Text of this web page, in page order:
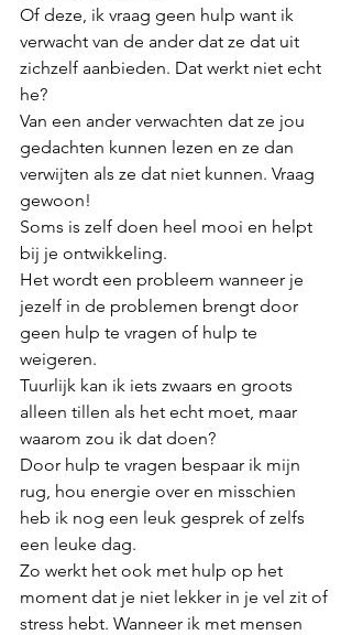
Of deze, ik vraag geen hulp want ik
verwacht van de ander dat ze dat uit
zichzelf aanbieden. Dat werkt niet echt
he?
Van een ander verwachten dat ze jou
gedachten kunnen lezen en ze dan
verwijten als ze dat niet kunnen. Vraag
gewoon!
Soms is zelf doen heel mooi en helpt
bij je ontwikkeling.
Het wordt een probleem wanneer je
jezelf in de problemen brengt door
geen hulp te vragen of hulp te
weigeren.
Tuurlijk kan ik iets zwaars en groots
alleen tillen als het echt moet, maar
waarom zou ik dat doen?
Door hulp te vragen bespaar ik mijn
rug, hou energie over en misschien
heb ik nog een leuk gesprek of zelfs
een leuke dag.
Zo werkt het ook met hulp op het
moment dat je niet lekker in je vel zit of
stress hebt. Wanneer ik met mensen